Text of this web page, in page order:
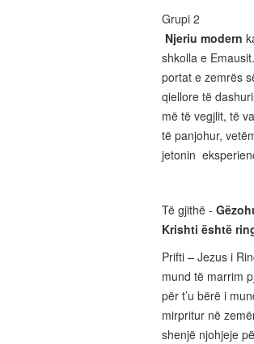
Grupi 2
Njeriu modern
shkolla e
portat e zemrës
qiellore të
më të vegjlit, të
të panjohur,
jetonin
Të gjithë -
Krishti është
Prifti – Jezus i
mund të marrim
për t’u bërë i
mirpritur në
shenjë njohjeje